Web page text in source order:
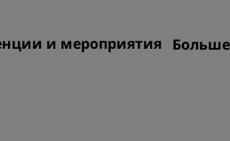
и мероприятия Больше